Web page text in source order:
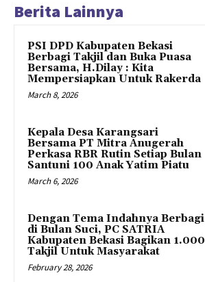
Berita Lainnya
PSI DPD Kabupaten Bekasi
Berbagi Takjil dan Buka Puasa
Bersama, H.Dilay : Kita
Mempersiapkan Untuk Rakerda
March 8, 2026
Kepala Desa Karangsari
Bersama PT Mitra Anugerah
Perkasa RBR Rutin Setiap Bulan
Santuni 100 Anak Yatim Piatu
March 6, 2026
Dengan Tema Indahnya Berbagi
di Bulan Suci, PC SATRIA
Kabupaten Bekasi Bagikan 1.000
Takjil Untuk Masyarakat
February 28, 2026